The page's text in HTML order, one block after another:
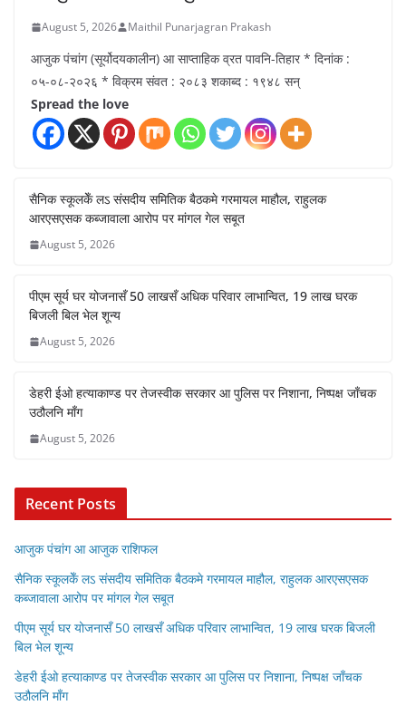
August 5, 2026 Maithil Punarjagran Prakash
आजुक पंचांग (सूर्योदयकालीन) आ साप्ताहिक व्रत पावनि-तिहार * दिनांक :
०५-०८-२०२६ * विक्रम संवत : २०८३ शकाब्द : १९४८ सन्
Spread the love
सैनिक स्कूलकेँ लऽ संसदीय समितिक बैठकमे गरमायल माहौल, राहुलक
आरएसएसक कब्जावाला आरोप पर मांगल गेल सबूत
August 5, 2026
पीएम सूर्य घर योजनासँ 50 लाखसँ अधिक परिवार लाभान्वित, 19 लाख घरक
बिजली बिल भेल शून्य
August 5, 2026
डेहरी ईओ हत्याकाण्ड पर तेजस्वीक सरकार आ पुलिस पर निशाना, निष्पक्ष जाँचक
उठौलनि माँग
August 5, 2026
Recent Posts
आजुक पंचांग आ आजुक राशिफल
सैनिक स्कूलकेँ लऽ संसदीय समितिक बैठकमे गरमायल माहौल, राहुलक आरएसएसक
कब्जावाला आरोप पर मांगल गेल सबूत
पीएम सूर्य घर योजनासँ 50 लाखसँ अधिक परिवार लाभान्वित, 19 लाख घरक बिजली
बिल भेल शून्य
डेहरी ईओ हत्याकाण्ड पर तेजस्वीक सरकार आ पुलिस पर निशाना, निष्पक्ष जाँचक
उठौलनि माँग